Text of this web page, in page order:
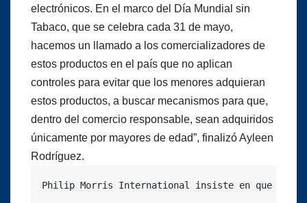
electrónicos. En el marco del Día Mundial sin
Tabaco, que se celebra cada 31 de mayo,
hacemos un llamado a los comercializadores de
estos productos en el país que no aplican
controles para evitar que los menores adquieran
estos productos, a buscar mecanismos para que,
dentro del comercio responsable, sean adquiridos
únicamente por mayores de edad”, finalizó Ayleen
Rodríguez.
Philip Morris International insiste en que sus